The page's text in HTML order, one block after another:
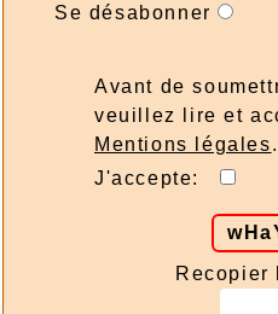
Se désabonner
Avant de
veuillez lire et
Mentions légales.
J'accepte:
Recopier